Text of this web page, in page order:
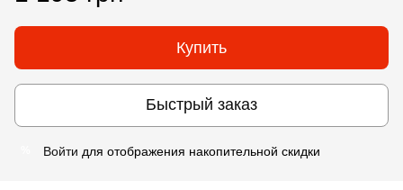
Купить
Быстрый заказ
Войти для отображения накопительной скидки